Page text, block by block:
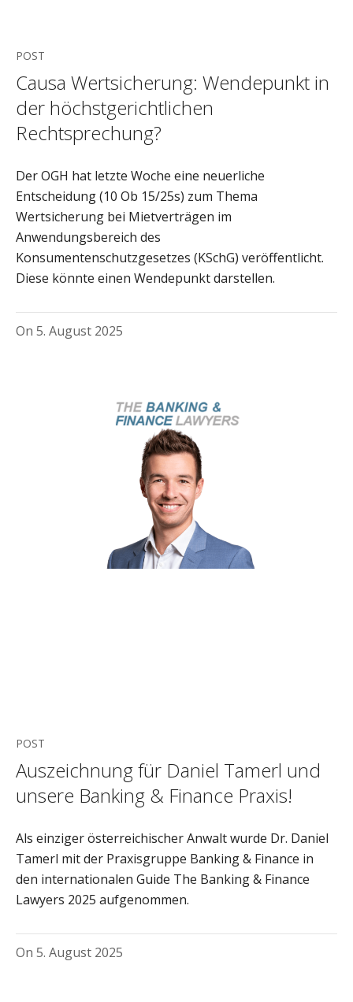
POST
Causa Wertsicherung: Wendepunkt in
der höchstgerichtlichen
Rechtsprechung?
Der OGH hat letzte Woche eine neuerliche
Entscheidung (10 Ob 15/25s) zum Thema
Wertsicherung bei Mietverträgen im
Anwendungsbereich des
Konsumentenschutzgesetzes (KSchG) veröffentlicht.
Diese könnte einen Wendepunkt darstellen.
On 5. August 2025
POST
Auszeichnung für Daniel Tamerl und
unsere Banking & Finance Praxis!
Als einziger österreichischer Anwalt wurde Dr. Daniel
Tamerl mit der Praxisgruppe Banking & Finance in
den internationalen Guide The Banking & Finance
Lawyers 2025 aufgenommen.
On 5. August 2025